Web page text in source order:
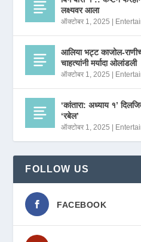
लक्ष्यवर आला
ऑक्टोबर 1, 2025
आलिया भट्ट काजोल-
चाहत्यांनी मर्यादा ओलांडली
ऑक्टोबर 1, 2025
‘कांतारा: अध्याय १’
‘रबेल’
ऑक्टोबर 1, 2025
FOLLOW US
FACEBOOK